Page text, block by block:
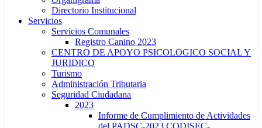
Directorio Institucional
Servicios
Servicios Comunales
Registro Canino 2023
CENTRO DE APOYO PSICOLOGICO SOCIAL Y
JURIDICO
Turismo
Administración Tributaria
Seguridad Ciudadana
2023
Informe de Cumplimiento de Actividades
del PADSC-2023 CODISEC-